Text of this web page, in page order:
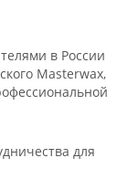
в России
Masterwax,
для